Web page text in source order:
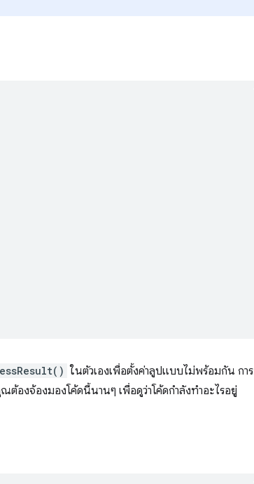
ในตัวเองเพื่อตั้งค่าลูปแบบไม่พร้อมกัน การ
องจ้องมองโค้ดนี้นานๆ เพื่อดูว่าโค้ดกำลังทำอะไรอยู่